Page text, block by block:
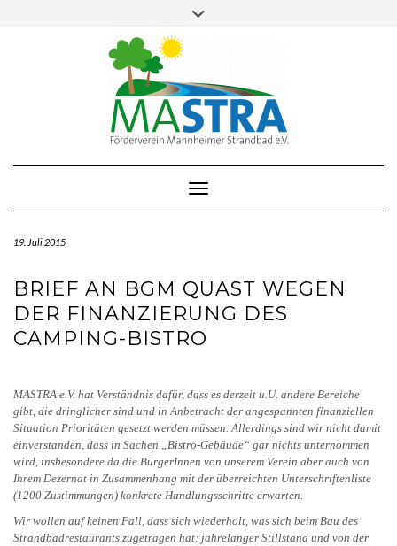
Toggle Navigation
19. Juli 2015
BRIEF AN BGM QUAST WEGEN
DER FINANZIERUNG DES
CAMPING-BISTRO
MASTRA e.V. hat Verständnis dafür, dass es derzeit u.U. andere Bereiche
gibt, die dringlicher sind und in Anbetracht der angespannten finanziellen
Situation Prioritäten gesetzt werden müssen. Allerdings sind wir nicht damit
einverstanden, dass in Sachen „Bistro-Gebäude“ gar nichts unternommen
wird, insbesondere da die BürgerInnen von unserem Verein aber auch von
Ihrem Dezernat in Zusammenhang mit der überreichten Unterschriftenliste
(1200 Zustimmungen) konkrete Handlungsschritte erwarten.
Wir wollen auf keinen Fall, dass sich wiederholt, was sich beim Bau des
Strandbadrestaurants zugetragen hat: jahrelanger Stillstand und von der